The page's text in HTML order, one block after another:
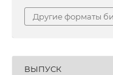
Другие форматы
ВЫПУСК